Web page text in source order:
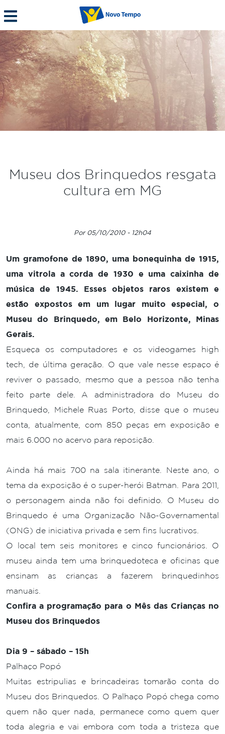
Museu dos Brinquedos resgata
cultura em MG
Por 05/10/2010 - 12h04
Um gramofone de 1890, uma bonequinha de 1915,
uma vitrola a corda de 1930 e uma caixinha de
música de 1945. Esses objetos raros existem e
estão expostos em um lugar muito especial, o
Museu do Brinquedo, em Belo Horizonte, Minas
Gerais.
Esqueça os computadores e os videogames high
tech, de última geração. O que vale nesse espaço é
reviver o passado, mesmo que a pessoa não tenha
feito parte dele. A administradora do Museu do
Brinquedo, Michele Ruas Porto, disse que o museu
conta, atualmente, com 850 peças em exposição e
mais 6.000 no acervo para reposição.
Ainda há mais 700 na sala itinerante. Neste ano, o
tema da exposição é o super-herói Batman. Para 2011,
o personagem ainda não foi definido. O Museu do
Brinquedo é uma Organização Não-Governamental
(ONG) de iniciativa privada e sem fins lucrativos.
O local tem seis monitores e cinco funcionários. O
museu ainda tem uma brinquedoteca e oficinas que
ensinam as crianças a fazerem brinquedinhos
manuais.
Confira a programação para o Mês das Crianças no
Museu dos Brinquedos
Dia 9 – sábado – 15h
Palhaço Popó
Muitas estripulias e brincadeiras tomarão conta do
Museu dos Brinquedos. O Palhaço Popó chega como
quem não quer nada, permanece como quem quer
toda alegria e vai embora com toda a tristeza que